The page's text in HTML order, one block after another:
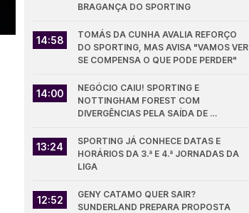
BRAGANÇA DO SPORTING
14:58
TOMÁS DA CUNHA AVALIA REFORÇO
DO SPORTING, MAS AVISA "VAMOS VER
SE COMPENSA O QUE PODE PERDER"
14:00
NEGÓCIO CAIU! SPORTING E
NOTTINGHAM FOREST COM
DIVERGÊNCIAS PELA SAÍDA DE
13:24
SPORTING JÁ CONHECE DATAS E
HORÁRIOS DA 3.ª E 4.ª JORNADAS DA
LIGA
12:52
GENY CATAMO QUER SAIR?
SUNDERLAND PREPARA PROPOSTA